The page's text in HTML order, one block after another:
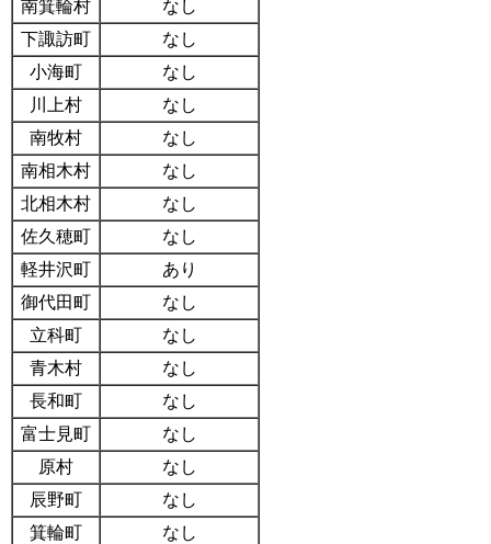
南箕輪村
なし
下諏訪町
なし
小海町
なし
川上村
なし
南牧村
なし
南相木村
なし
北相木村
なし
佐久穂町
なし
軽井沢町
あり
御代田町
なし
立科町
なし
青木村
なし
長和町
なし
富士見町
なし
原村
なし
辰野町
なし
箕輪町
なし